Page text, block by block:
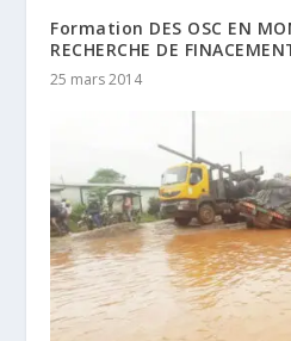
Formation DES OSC EN
RECHERCHE DE
25 mars 2014